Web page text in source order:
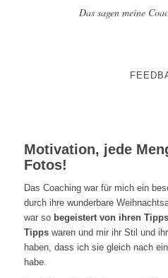
Das sagen meine
Motivation, jede
Fotos!
Das Coaching war für mich ein
durch ihre wunderbare
war so begeistert von ihren Tipps
Tippswaren und mir ihr Stil und
haben, dass ich sie gleich nach
habe.